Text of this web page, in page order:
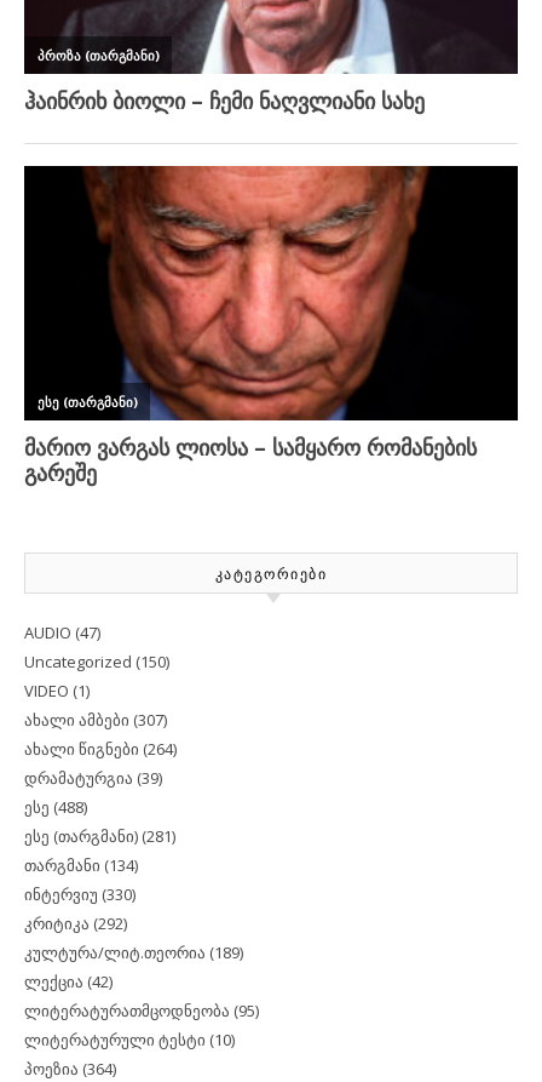
ᲙᲐᲢᲔᲒᲝᲠᲘᲔᲑᲘ
AUDIO (47)
Uncategorized (150)
VIDEO (1)
ახალი ამბები (307)
ახალი წიგნები (264)
დრამატურგია (39)
ესე (488)
ესე (თარგმანი) (281)
თარგმანი (134)
ინტერვიუ (330)
კრიტიკა (292)
კულტურა/ლიტ.თეორია (189)
ლექცია (42)
ლიტერატურათმცოდნეობა (95)
ლიტერატურული ტესტი (10)
პოეზია (364)